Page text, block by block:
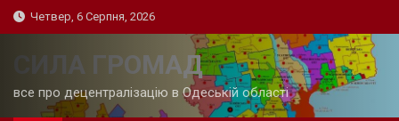
Skip
to
Четвер, 6 Серпня, 2026
СИЛА ГРОМАД
все про децентралізацію в Одеській області